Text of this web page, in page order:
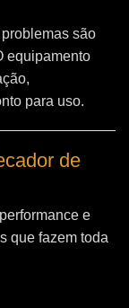
são
equipamento
para uso.
de
e
que fazem toda